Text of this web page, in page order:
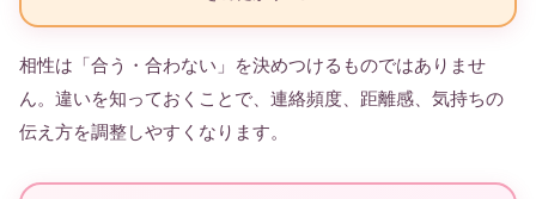
相性は「合う・合わない」を決めつけるものではありませ
ん。違いを知っておくことで、連絡頻度、距離感、気持ちの
伝え方を調整しやすくなります。